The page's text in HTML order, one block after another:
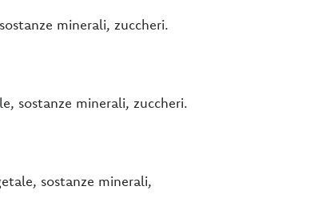
minerali, zuccheri.
sostanze minerali, zuccheri.
sostanze minerali,